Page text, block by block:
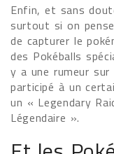
Enfin, et sans
surtout si on
de capturer le
des Pokéballs
y a une rumeur sur
participé à un
un « Legendary
Légendaire ».